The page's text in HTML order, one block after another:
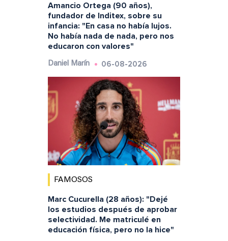
Amancio Ortega (90 años),
fundador de Inditex, sobre su
infancia: "En casa no había lujos.
No había nada de nada, pero nos
educaron con valores"
Daniel Marín 06-08-2026
FAMOSOS
Marc Cucurella (28 años): "Dejé
los estudios después de aprobar
selectividad. Me matriculé en
educación física, pero no la hice"